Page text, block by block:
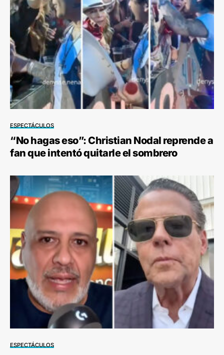
ESPECTÁCULOS
“No hagas eso”: Christian Nodal reprende a
fan que intentó quitarle el sombrero
ESPECTÁCULOS